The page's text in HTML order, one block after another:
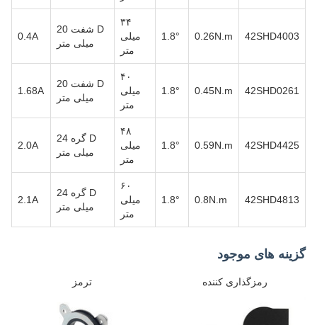
42SHD4003
0.26N.m
1.8°
۳۴
میلی
متر
D شفت 20
میلی متر
0.4A
42SHD0261
0.45N.m
1.8°
۴۰
میلی
متر
D شفت 20
میلی متر
1.68A
42SHD4425
0.59N.m
1.8°
۴۸
میلی
متر
D گره 24
میلی متر
2.0A
42SHD4813
0.8N.m
1.8°
۶۰
میلی
متر
D گره 24
میلی متر
2.1A
گزینه های موجود
رمزگذاری کننده ترمز